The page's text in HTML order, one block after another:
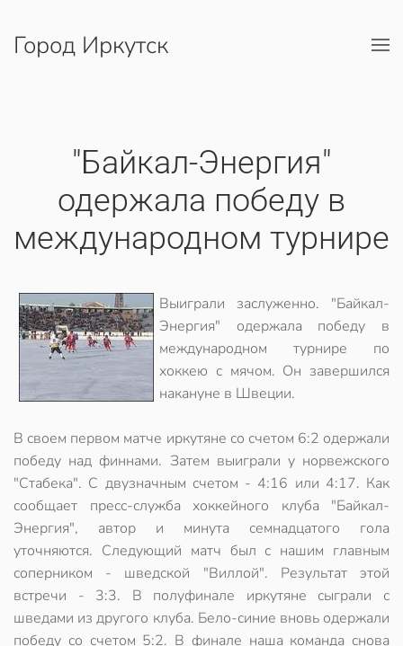
Перейти к содержимому
Город Иркутск
"Байкал-Энергия"
одержала победу в
международном турнире
Выиграли заслуженно. "Байкал-
Энергия" одержала победу в
международном турнире по
хоккею с мячом. Он завершился
накануне в Швеции.
В своем первом матче иркутяне со счетом 6:2 одержали
победу над финнами. Затем выиграли у норвежского
"Стабека". С двузначным счетом - 4:16 или 4:17. Как
сообщает пресс-служба хоккейного клуба "Байкал-
Энергия", автор и минута семнадцатого гола
уточняются. Следующий матч был с нашим главным
соперником - шведской "Виллой". Результат этой
встречи - 3:3. В полуфинале иркутяне сыграли с
шведами из другого клуба. Бело-синие вновь одержали
победу со счетом 5:2. В финале наша команда снова